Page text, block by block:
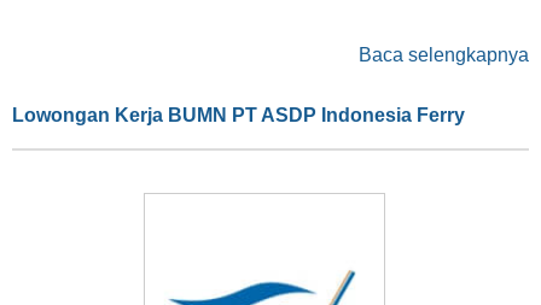
Baca selengkapnya
Lowongan Kerja BUMN PT ASDP Indonesia Ferry